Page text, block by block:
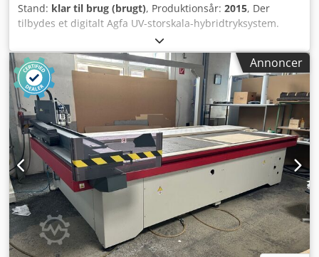
Stand: klar til brug (brugt), Produktionsår: 2015, Der
tilbydes et digitalt Agfa UV-storskala-hybridtryksystem.
Udskriftsopløsning: 720 dpi/1440 dpi, maks.
udskriftshastighed: 53 m²/time, blækopsætning: CMYK + lc
+ lm + hvid, maks. materialebredde: 2050 mm, maks.
udskriftsbredde: 2000 mm, maks. materialetykkelse: 45
mm, maks. pladevægt: 10 kg/m². Maskinens dimensioner
X/Y/Z: ca. 4350 mm/1470 mm/1600 mm, vægt: ca. 1800 kg.
Inkluderer 4 næsten nye borde til pladetryk samt en
arbejdsstation. Blækopsætningen er i øjeblikket omstillet til
trafikskiltfarve. Det er muligt at skifte tilbage til standard-
CMYK. En inspektion på stedet er mulig. Dwjdpfxjznc Rle
Abyja
Annoncer